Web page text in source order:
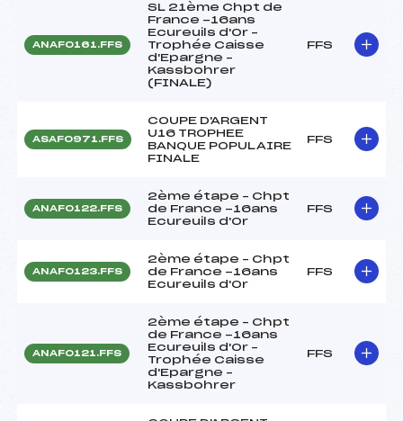
ANAF0161.FFS
SL 21ème Chpt de
France -16ans
Ecureuils d'Or –
Trophée Caisse
d'Epargne –
Kassbohrer
(FINALE)
FFS
ASAF0971.FFS
COUPE D'ARGENT
U16 TROPHEE
BANQUE POPULAIRE
FINALE
FFS
ANAF0122.FFS
2ème étape – Chpt
de France -16ans
Ecureuils d'Or
FFS
ANAF0123.FFS
2ème étape – Chpt
de France -16ans
Ecureuils d'Or
FFS
ANAF0121.FFS
2ème étape – Chpt
de France -16ans
Ecureuils d'Or –
Trophée Caisse
d'Epargne –
Kassbohrer
FFS